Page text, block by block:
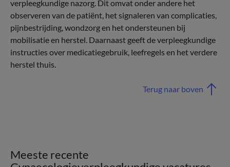
verpleegkundige nazorg. Dit omvat onder andere het
observeren van de patiënt, het signaleren van complicaties,
pijnbestrijding, wondzorg en het ondersteunen bij
mobilisatie en herstel. Daarnaast geeft de verpleegkundige
instructies over medicatiegebruik, leefregels en het verdere
herstel thuis.
Terug naar boven
Meeste recente